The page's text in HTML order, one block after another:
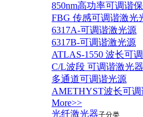
850nm高功率可调谐
FBG 传感可调谐激光
6317A-可调谐激光源
6317B-可调谐激光源
ATLAS-1550 波长可
C/L波段 可调谐激光器
多通道可调谐光源
AMETHYST波长可
More>>
光纤激光器子分类